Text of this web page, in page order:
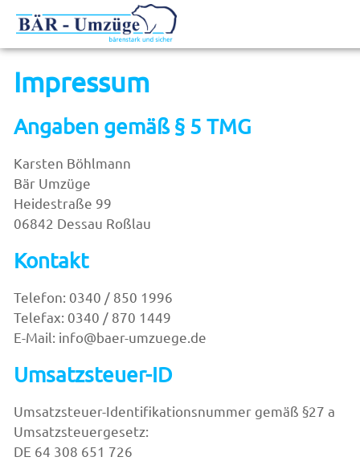
Impressum
Angaben gemäß § 5 TMG
Karsten Böhlmann
Bär Umzüge
Heidestraße 99
06842 Dessau Roßlau
Kontakt
Telefon: 0340 / 850 1996
Telefax: 0340 / 870 1449
E-Mail: info@baer-umzuege.de
Umsatzsteuer-ID
Umsatzsteuer-Identifikationsnummer gemäß §27 a
Umsatzsteuergesetz:
DE 64 308 651 726